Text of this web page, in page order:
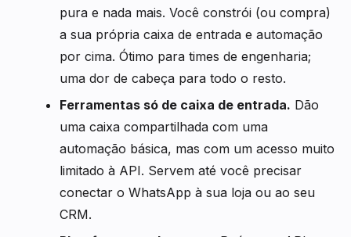
pura e nada mais. Você constrói (ou compra)
a sua própria caixa de entrada e automação
por cima. Ótimo para times de engenharia;
uma dor de cabeça para todo o resto.
Ferramentas só de caixa de entrada. Dão
uma caixa compartilhada com uma
automação básica, mas com um acesso muito
limitado à API. Servem até você precisar
conectar o WhatsApp à sua loja ou ao seu
CRM.